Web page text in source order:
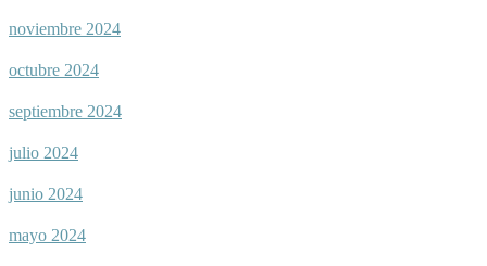
noviembre 2024
octubre 2024
septiembre 2024
julio 2024
junio 2024
mayo 2024